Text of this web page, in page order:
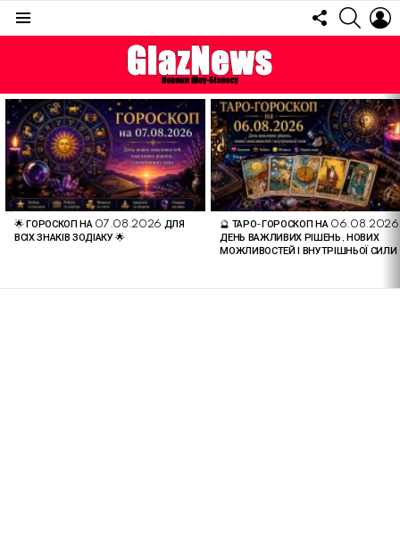
FOLLOW
US
ОСТАННІ
СТАТТІ
🌟 ГОРОСКОП НА 07.08.2026 ДЛЯ
ВСІХ ЗНАКІВ ЗОДІАКУ 🌟
🔮 ТАРО-ГОРОСКОП НА
ДЕНЬ ВАЖЛИВИХ РІШЕНЬ, НОВИХ
МОЖЛИВОСТЕЙ І ВНУТРІШНЬОЇ СИЛИ